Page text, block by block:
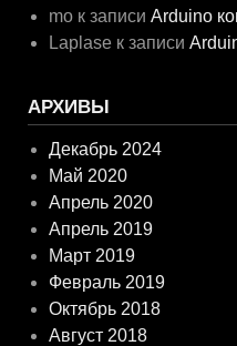
mo к записиArduino
Laplase к записи
АРХИВЫ
Декабрь 2024
Май 2020
Апрель 2020
Апрель 2019
Март 2019
Февраль 2019
Октябрь 2018
Август 2018